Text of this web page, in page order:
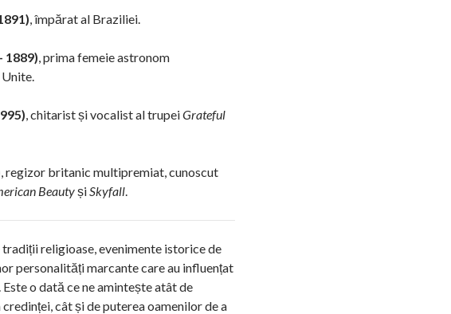
, împărat al Braziliei.
1889) , prima femeie astronom
, chitarist și vocalist al trupeiGrateful
, regizor britanic multipremiat, cunoscut
Beautyși Skyfall
religioase, evenimente istorice de
personalități marcante care au influențat
o dată ce ne amintește atât de
cât și de puterea oamenilor de a